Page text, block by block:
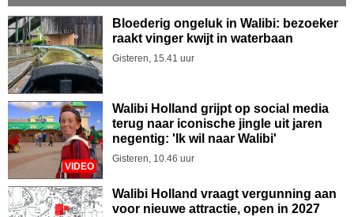
Bloederig ongeluk in Walibi: bezoeker
raakt vinger kwijt in waterbaan
Gisteren, 15.41 uur
VIDEO
Walibi Holland grijpt op social media
terug naar iconische jingle uit jaren
negentig: 'Ik wil naar Walibi'
Gisteren, 10.46 uur
Walibi Holland vraagt vergunning aan
voor nieuwe attractie, open in 2027